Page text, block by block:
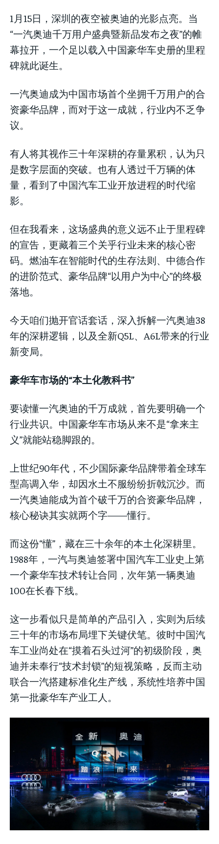
LIFESTYLE
1月15日，深圳的夜空被奥迪的光影点亮。当
“一汽奥迪千万用户盛典暨新品发布之夜”的帷
幕拉开，一个足以载入中国豪华车史册的里程
碑就此诞生。
一汽奥迪成为中国市场首个坐拥千万用户的合
资豪华品牌，而对于这一成就，行业内不乏争
议。
有人将其视作三十年深耕的存量累积，认为只
是数字层面的突破。也有人透过千万辆的体
量，看到了中国汽车工业开放进程的时代缩
影。
但在我看来，这场盛典的意义远不止于里程碑
的宣告，更藏着三个关乎行业未来的核心密
码。燃油车在智能时代的生存法则、中德合作
的进阶范式、豪华品牌“以用户为中心”的终极
落地。
今天咱们抛开官话套话，深入拆解一汽奥迪38
年的深耕逻辑，以及全新Q5L、A6L带来的行业
新变局。
豪华车市场的“本土化教科书”
要读懂一汽奥迪的千万成就，首先要明确一个
行业共识。中国豪华车市场从来不是“拿来主
义”就能站稳脚跟的。
上世纪90年代，不少国际豪华品牌带着全球车
型高调入华，却因水土不服纷纷折戟沉沙。而
一汽奥迪能成为首个破千万的合资豪华品牌，
核心秘诀其实就两个字——懂行。
而这份“懂”，藏在三十余年的本土化深耕里。
1988年，一汽与奥迪签署中国汽车工业史上第
一个豪华车技术转让合同，次年第一辆奥迪
100在长春下线。
这一步看似只是简单的产品引入，实则为后续
三十年的市场布局埋下关键伏笔。彼时中国汽
车工业尚处在“摸着石头过河”的初级阶段，奥
迪并未奉行“技术封锁”的短视策略，反而主动
联合一汽搭建标准化生产线，系统性培养中国
第一批豪华车产业工人。